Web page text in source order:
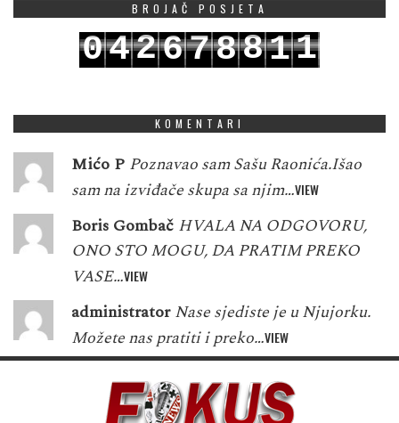
BROJAČ POSJETA
042678811
KOMENTARI
Mićo P Poznavao sam Sašu Raonića.Išao
sam na izviđače skupa sa njim…VIEW
Boris Gombač HVALA NA ODGOVORU,
ONO STO MOGU, DA PRATIM PREKO
VASE…VIEW
administrator Nase sjediste je u Njujorku.
Možete nas pratiti i preko…VIEW